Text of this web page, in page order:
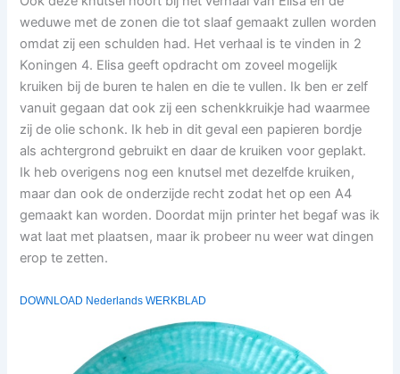
weduwe met de zonen die tot slaaf gemaakt zullen worden
omdat zij een schulden had. Het verhaal is te vinden in 2
Koningen 4. Elisa geeft opdracht om zoveel mogelijk
kruiken bij de buren te halen en die te vullen. Ik ben er zelf
vanuit gegaan dat ook zij een schenkkruikje had waarmee
zij de olie schonk. Ik heb in dit geval een papieren bordje
als achtergrond gebruikt en daar de kruiken voor geplakt.
Ik heb overigens nog een knutsel met dezelfde kruiken,
maar dan ook de onderzijde recht zodat het op een A4
gemaakt kan worden. Doordat mijn printer het begaf was ik
wat laat met plaatsen, maar ik probeer nu weer wat dingen
erop te zetten.
DOWNLOAD Nederlands WERKBLAD